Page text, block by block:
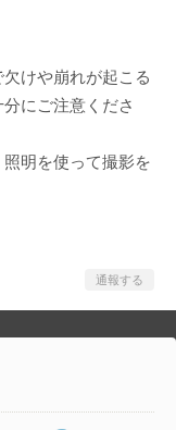
けや崩れが起こる
にご注意くださ
明を使って撮影を
通報する